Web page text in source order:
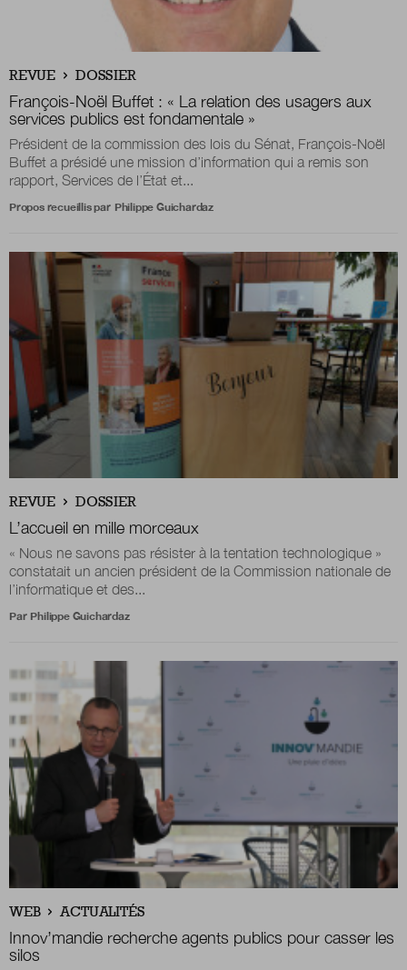
Nous contacter
Newsletter
Renseignez votre email afin de suivre l'actualité
de la transformation publique.
Nous suivre sur Twittersur LinkedIn
sur
REVUE DOSSIER
François-Noël Buffet : « La relation des usagers aux
services publics est fondamentale »
Président de la commission des lois du Sénat, François-Noël
Buffet a présidé une mission d’information qui a remis son
rapport, Services de l’État et...
Propos recueillis par Philippe Guichardaz
REVUE DOSSIER
L’accueil en mille morceaux
« Nous ne savons pas résister à la tentation technologique »
constatait un ancien président de la Commission nationale de
l’informatique et des...
Par Philippe Guichardaz
WEB ACTUALITÉS
Innov’mandie recherche agents publics pour casser les
silos